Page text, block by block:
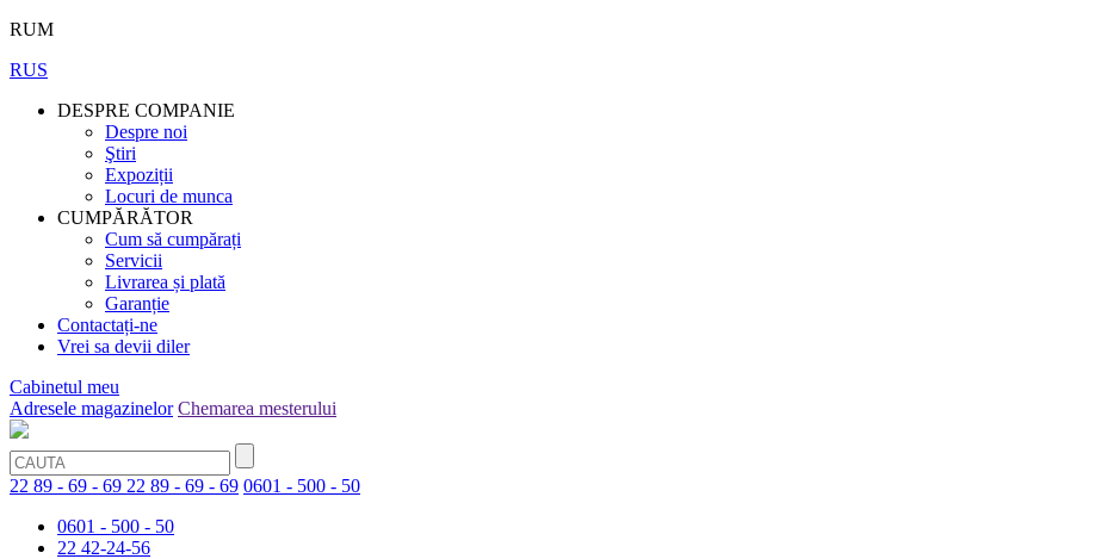
RUM
RUS
DESPRE COMPANIE
Despre noi
Ştiri
Expoziții
Locuri de munca
CUMPĂRĂTOR
Cum să cumpărați
Servicii
Livrarea și plată
Garanție
Contactați-ne
Vrei sa devii diler
Cabinetul meu
Adresele magazinelor Chemarea mesterului
22 89 - 69 - 69 22 89 - 69 - 69 0601 - 500 - 50
0601 - 500 - 50
22 42-24-56